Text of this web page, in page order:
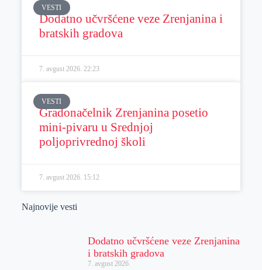
VESTI
Dodatno učvršćene veze Zrenjanina i
bratskih gradova
7. avgust 2026. 22:23
VESTI
Gradonačelnik Zrenjanina posetio
mini-pivaru u Srednjoj
poljoprivrednoj školi
7. avgust 2026. 15:12
Najnovije vesti
Dodatno učvršćene veze Zrenjanina
i bratskih gradova
7. avgust 2026.